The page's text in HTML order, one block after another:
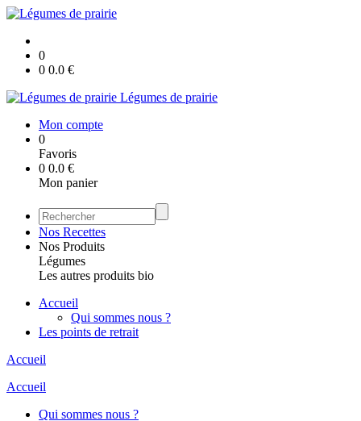
0
0 0.0 €
Légumes de prairie
Mon compte
0
Favoris
0 0.0 €
Mon panier
Nos Recettes
Nos Produits
Légumes
Les autres produits bio
Accueil
Qui sommes nous ?
Les points de retrait
Accueil
Accueil
Qui sommes nous ?